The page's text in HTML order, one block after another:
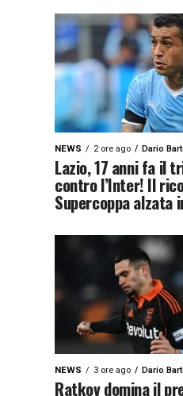
NEWS 2 ore ago Dario
Lazio, 17 anni fa il
contro l’Inter! Il
Supercoppa alzata
NEWS 3 ore ago Dario
Ratkov domina il